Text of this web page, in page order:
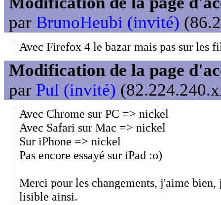
par BrunoHeubi (invité)
Avec Firefox 4 le bazar mais pas sur les
Modification de la page
par Pul (invité)
Avec Chrome sur PC => nickel
Avec Safari sur Mac => nickel
Sur iPhone => nickel
Pas encore essayé sur iPad :o)
Merci pour les changements, j'aime bien,
lisible ainsi.